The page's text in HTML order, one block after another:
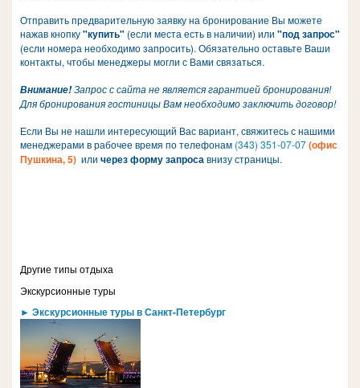
Отправить предварительную заявку на бронирование Вы можете
нажав кнопку"купить" (если места есть в наличии) или "под запрос"
(если номера необходимо запросить). Обязательно оставьте Ваши
контакты, чтобы менеджеры могли с Вами связаться.
Внимание!Запрос с сайта не является гарантией бронирования!
Для бронирования гостиницы Вам необходимо заключить договор!
Если Вы не нашли интересующий Вас вариант, свяжитесь с нашими
менеджерами в рабочее время по телефонам (343) 351-07-07(офис
Пушкина, 5) или через форму запросавнизу страницы.
Другие типы отдыха
Экскурсионные туры
► Экскурсионные туры в Санкт-Петербург